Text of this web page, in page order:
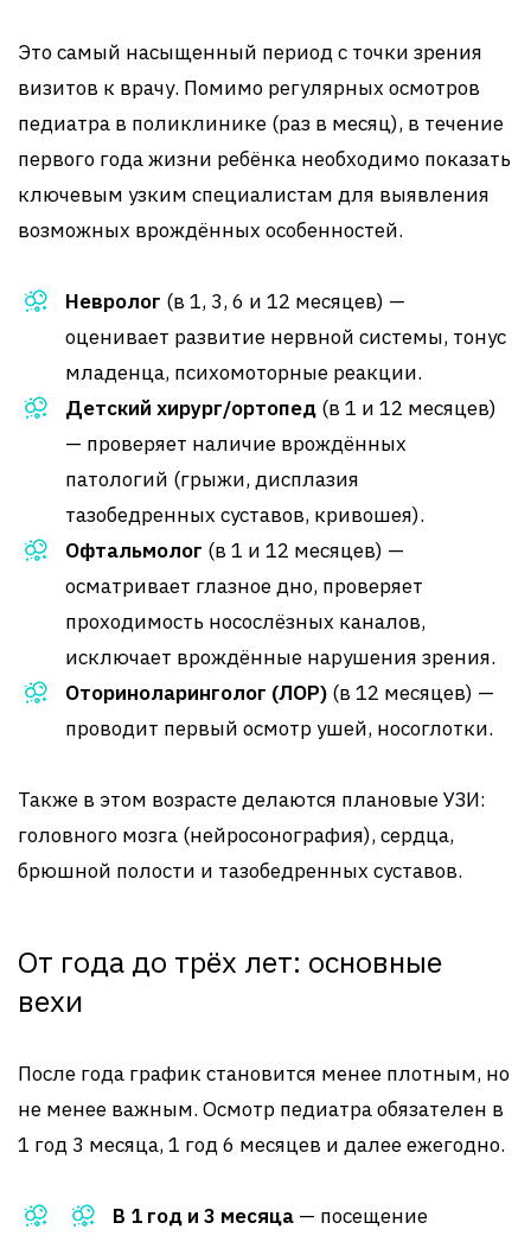
Это самый насыщенный период с точки зрения
визитов к врачу. Помимо регулярных осмотров
педиатра в поликлинике (раз в месяц), в течение
первого года жизни ребёнка необходимо показать
ключевым узким специалистам для выявления
возможных врождённых особенностей.
Невролог (в 1, 3, 6 и 12 месяцев) —
оценивает развитие нервной системы, тонус
младенца, психомоторные реакции.
Детский хирург/ортопед (в 1 и 12 месяцев)
— проверяет наличие врождённых
патологий (грыжи, дисплазия
тазобедренных суставов, кривошея).
Офтальмолог (в 1 и 12 месяцев) —
осматривает глазное дно, проверяет
проходимость носослёзных каналов,
исключает врождённые нарушения зрения.
Оториноларинголог (ЛОР) (в 12 месяцев) —
проводит первый осмотр ушей, носоглотки.
Также в этом возрасте делаются плановые УЗИ:
головного мозга (нейросонография), сердца,
брюшной полости и тазобедренных суставов.
От года до трёх лет: основные
вехи
После года график становится менее плотным, но
не менее важным. Осмотр педиатра обязателен в
1 год 3 месяца, 1 год 6 месяцев и далее ежегодно.
В 1 год и 3 месяца — посещение